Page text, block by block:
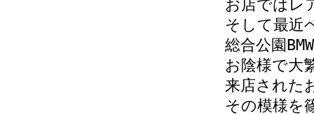
お店ではレ
そして最近
総合公園
お陰様で
来店され
その模様を